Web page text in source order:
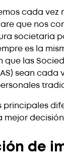
cada vez
que nos
societaria
es la
que las
sean cada
principales
mejor
de